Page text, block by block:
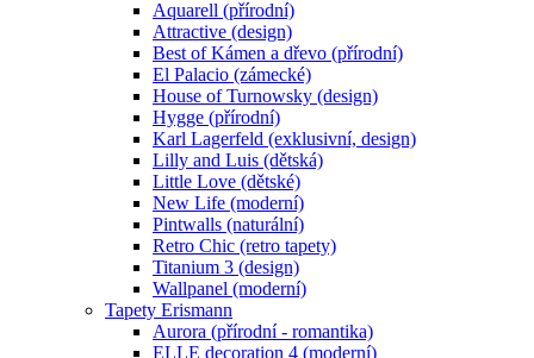
Aquarell (přírodní)
Attractive (design)
Best of Kámen a dřevo (přírodní)
El Palacio (zámecké)
House of Turnowsky (design)
Hygge (přírodní)
Karl Lagerfeld (exklusivní, design)
Lilly and Luis (dětská)
Little Love (dětské)
New Life (moderní)
Pintwalls (naturální)
Retro Chic (retro tapety)
Titanium 3 (design)
Wallpanel (moderní)
Tapety Erismann
Aurora (přírodní - romantika)
ELLE decoration 4 (moderní)